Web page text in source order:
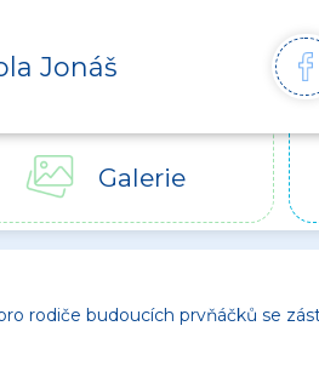
Jonáš
Galerie
rodiče budoucích prvňáčků se